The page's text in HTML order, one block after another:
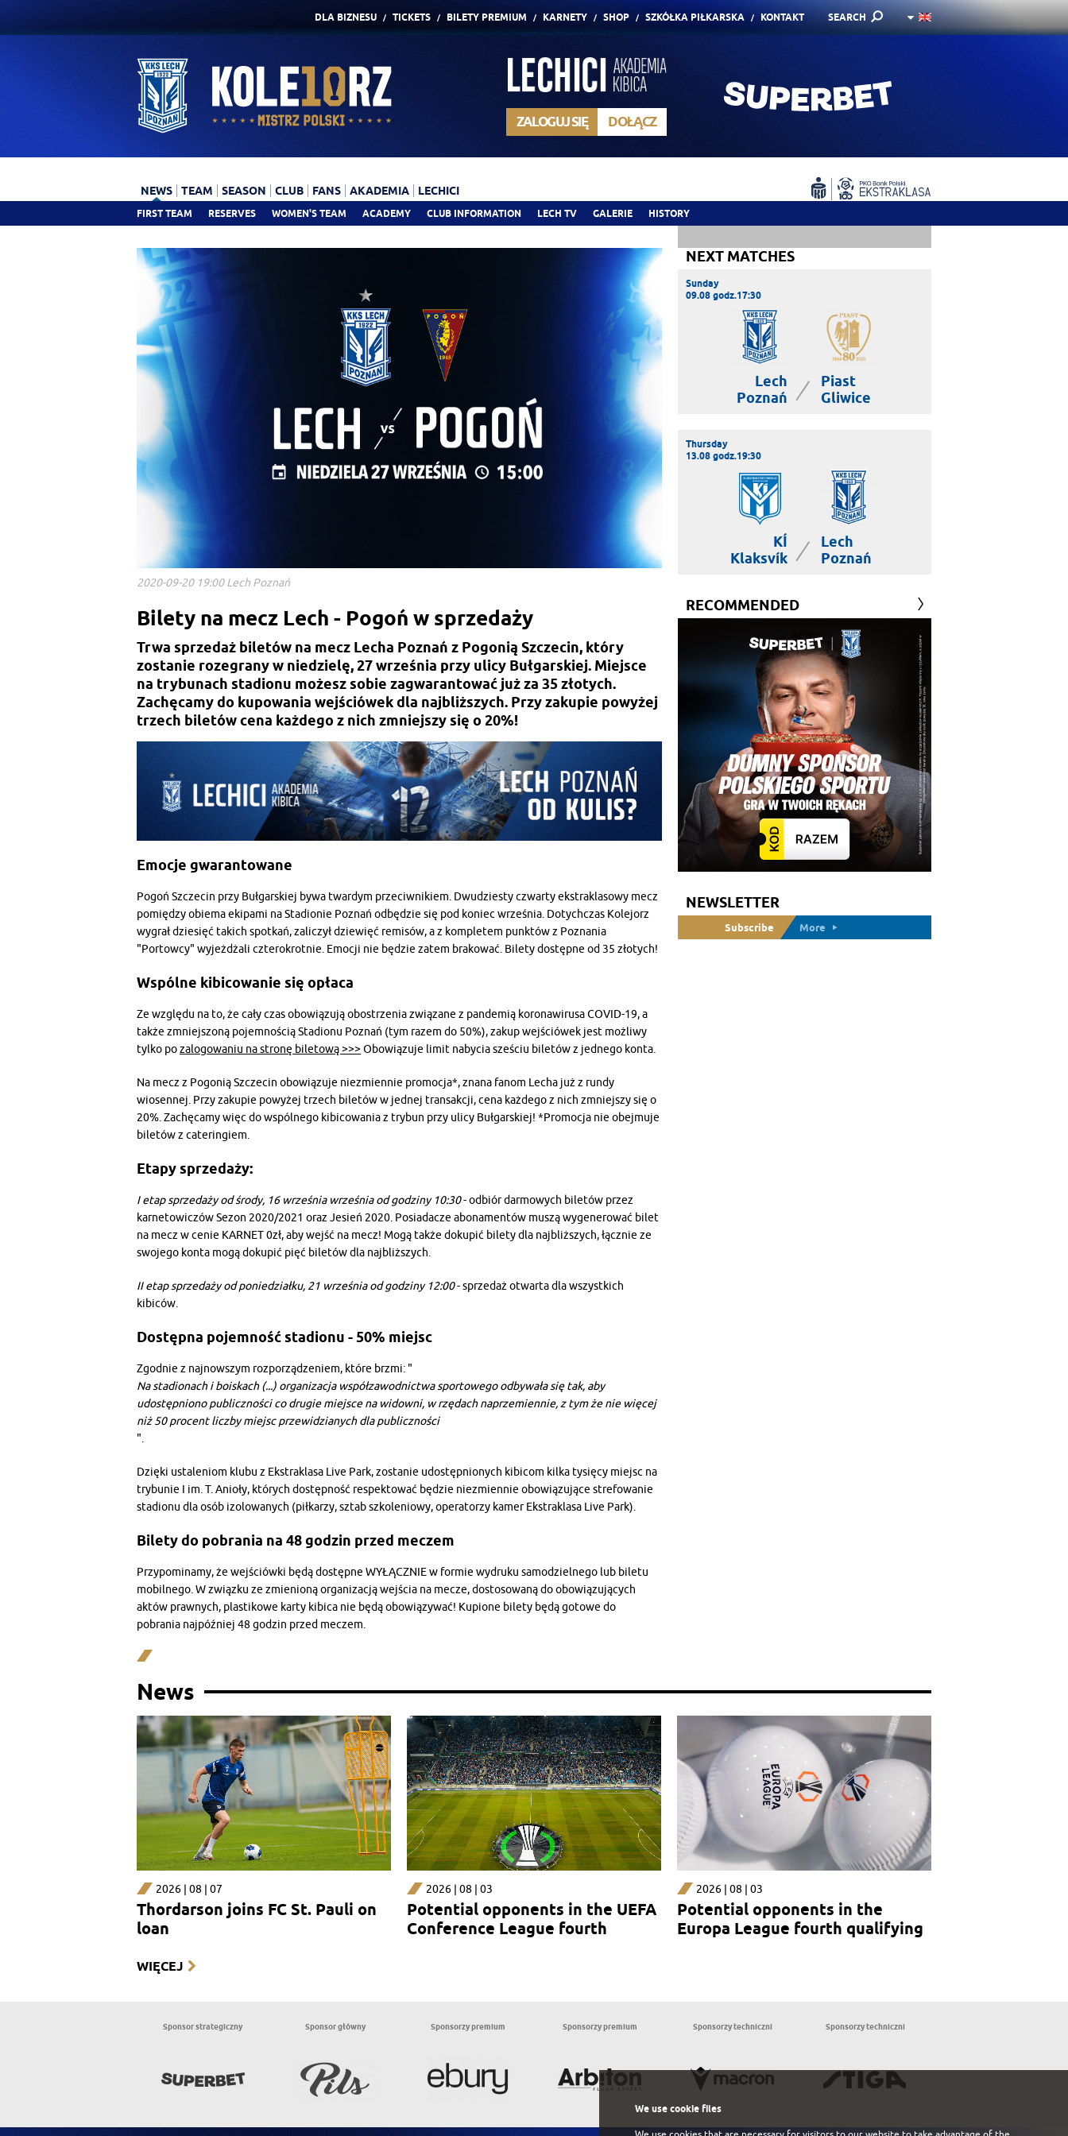
DLA BIZNESU TICKETS BILETY PREMIUM KARNETY SHOP SZKÓŁKA PIŁKARSKA KONTAKT SEARCH
ZALOGUJ SIĘ DOŁĄCZ
NEWS
FIRST TEAM RESERVES WOMEN'S TEAM ACADEMY CLUB INFORMATION LECH TV GALERIE HISTORY
TEAM SEASON CLUB FANS AKADEMIA LECHICI
2020-09-20 19:00 Lech Poznań
Bilety na mecz Lech - Pogoń w sprzedaży
Trwa sprzedaż biletów na mecz Lecha Poznań z Pogonią Szczecin, który
zostanie rozegrany w niedzielę, 27 września przy ulicy Bułgarskiej. Miejsce
na trybunach stadionu możesz sobie zagwarantować już za 35 złotych.
Zachęcamy do kupowania wejściówek dla najbliższych. Przy zakupie powyżej
trzech biletów cena każdego z nich zmniejszy się o 20%!
Emocje gwarantowane
Pogoń Szczecin przy Bułgarskiej bywa twardym przeciwnikiem. Dwudziesty czwarty ekstraklasowy mecz
pomiędzy obiema ekipami na Stadionie Poznań odbędzie się pod koniec września. Dotychczas Kolejorz
wygrał dziesięć takich spotkań, zaliczył dziewięć remisów, a z kompletem punktów z Poznania
"Portowcy" wyjeżdżali czterokrotnie. Emocji nie będzie zatem brakować. Bilety dostępne od 35 złotych!
Wspólne kibicowanie się opłaca
Ze względu na to, że cały czas obowiązują obostrzenia związane z pandemią koronawirusa COVID-19, a
także zmniejszoną pojemnością Stadionu Poznań (tym razem do 50%), zakup wejściówek jest możliwy
tylko pozalogowaniu na stronę biletową >>>Obowiązuje limit nabycia sześciu biletów z jednego konta.
Na mecz z Pogonią Szczecin obowiązuje niezmiennie promocja*, znana fanom Lecha już z rundy
wiosennej. Przy zakupie powyżej trzech biletów w jednej transakcji, cena każdego z nich zmniejszy się o
20%. Zachęcamy więc do wspólnego kibicowania z trybun przy ulicy Bułgarskiej! *Promocja nie obejmuje
biletów z cateringiem.
Etapy sprzedaży:
I etap sprzedaży od środy, 16 września września od godziny 10:30- odbiór darmowych biletów przez
karnetowiczów Sezon 2020/2021 oraz Jesień 2020. Posiadacze abonamentów muszą wygenerować bilet
na mecz w cenie KARNET 0zł, aby wejść na mecz! Mogą także dokupić bilety dla najbliższych, łącznie ze
swojego konta mogą dokupić pięć biletów dla najbliższych.
II etap sprzedaży od poniedziałku, 21 września od godziny 12:00- sprzedaż otwarta dla wszystkich
kibiców.
Dostępna pojemność stadionu - 50% miejsc
Zgodnie z najnowszym rozporządzeniem, które brzmi: "
Na stadionach i boiskach (...) organizacja współzawodnictwa sportowego odbywała się tak, aby
udostępniono publiczności co drugie miejsce na widowni, w rzędach naprzemiennie, z tym że nie więcej
niż 50 procent liczby miejsc przewidzianych dla publiczności
".
Dzięki ustaleniom klubu z Ekstraklasa Live Park, zostanie udostępnionych kibicom kilka tysięcy miejsc na
trybunie I im. T. Anioły, których dostępność respektować będzie niezmiennie obowiązujące strefowanie
stadionu dla osób izolowanych (piłkarzy, sztab szkoleniowy, operatorzy kamer Ekstraklasa Live Park).
Bilety do pobrania na 48 godzin przed meczem
Przypominamy, że wejściówki będą dostępne WYŁĄCZNIE w formie wydruku samodzielnego lub biletu
mobilnego. W związku ze zmienioną organizacją wejścia na mecze, dostosowaną do obowiązujących
aktów prawnych, plastikowe karty kibica nie będą obowiązywać! Kupione bilety będą gotowe do
pobrania najpóźniej 48 godzin przed meczem.
NEXT MATCHES
Sunday
09.08 godz.17:30
Lech
Poznań
|
Piast
Gliwice
Thursday
13.08 godz.19:30
KÍ
Klaksvík
|
Lech
Poznań
RECOMMENDED
NEWSLETTER
Subscribe More
News
2026 | 08 | 07
Thordarson joins FC St. Pauli on
loan
2026 | 08 | 03
Potential opponents in the UEFA
Conference League fourth
2026 | 08 | 03
Potential opponents in the
Europa League fourth qualifying
WIĘCEJ
Sponsor strategiczny Sponsor główny Sponsorzy premium Sponsorzy premium Sponsorzy techniczni Sponsorzy techniczni
We use cookie files